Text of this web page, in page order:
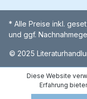
* Alle Preise inkl.
und ggf.
© 2025
Diese Website
Erfahrung